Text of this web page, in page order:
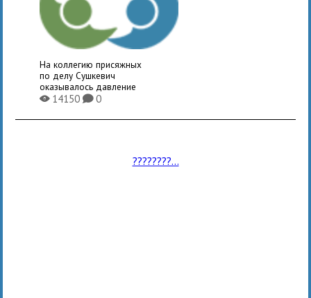
На коллегию присяжных
по делу Сушкевич
оказывалось давление
X14150K0
????????...